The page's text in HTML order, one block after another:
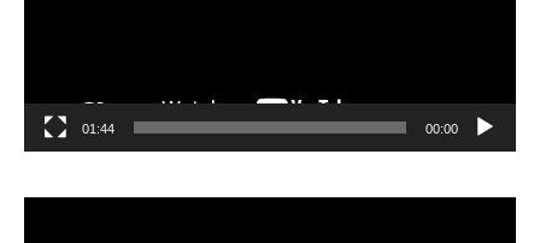
00:00
01:44